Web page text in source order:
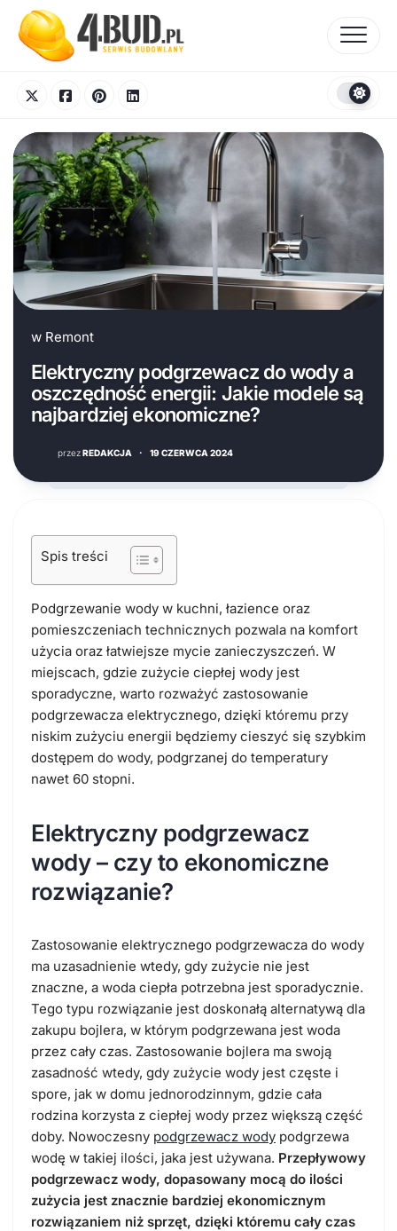
content
w Remont
Elektryczny podgrzewacz do wody a
oszczędność energii: Jakie modele są
najbardziej ekonomiczne?
przezREDAKCJA · 19 CZERWCA 2024
Spis treści
Podgrzewanie wody w kuchni, łazience oraz
pomieszczeniach technicznych pozwala na komfort
użycia oraz łatwiejsze mycie zanieczyszczeń. W
miejscach, gdzie zużycie ciepłej wody jest
sporadyczne, warto rozważyć zastosowanie
podgrzewacza elektrycznego, dzięki któremu przy
niskim zużyciu energii będziemy cieszyć się szybkim
dostępem do wody, podgrzanej do temperatury
nawet 60 stopni.
Elektryczny podgrzewacz
wody – czy to ekonomiczne
rozwiązanie?
Zastosowanie elektrycznego podgrzewacza do wody
ma uzasadnienie wtedy, gdy zużycie nie jest
znaczne, a woda ciepła potrzebna jest sporadycznie.
Tego typu rozwiązanie jest doskonałą alternatywą dla
zakupu bojlera, w którym podgrzewana jest woda
przez cały czas. Zastosowanie bojlera ma swoją
zasadność wtedy, gdy zużycie wody jest częste i
spore, jak w domu jednorodzinnym, gdzie cała
rodzina korzysta z ciepłej wody przez większą część
doby. Nowoczesny podgrzewacz wody podgrzewa
wodę w takiej ilości, jaka jest używana. Przepływowy
podgrzewacz wody, dopasowany mocą do ilości
zużycia jest znacznie bardziej ekonomicznym
rozwiązaniem niż sprzęt, dzięki któremu cały czas